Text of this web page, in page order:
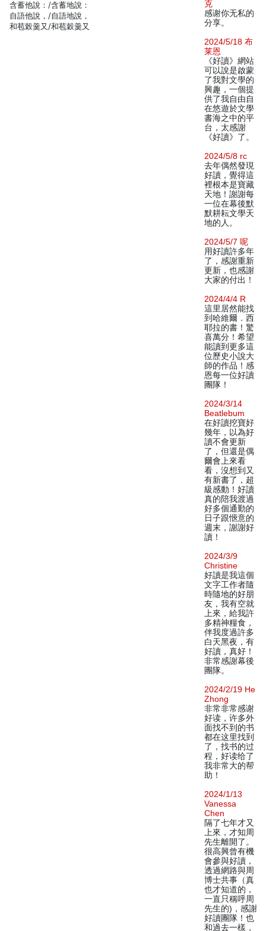
含蓄他說：/含蓄地說：
自語他說，/自語地說，
和苞榖羹又/和苞穀羹又
克
感谢你无私的
分享。
2024/5/18 布
莱恩
《好讀》網站
可以說是啟蒙
了我對文學的
興趣，一個提
供了我自由自
在悠遊於文學
書海之中的平
台，太感謝
《好讀》了。
2024/5/8 rc
去年偶然發現
好讀，覺得這
裡根本是寶藏
天地！謝謝每
一位在幕後默
默耕耘文學天
地的人。
2024/5/7 呢
用好讀許多年
了，感謝重新
更新，也感謝
大家的付出！
2024/4/4 R
這里居然能找
到哈維爾．西
耶拉的書！驚
喜萬分！希望
能讀到更多這
位歷史小說大
師的作品！感
恩每一位好讀
團隊！
2024/3/14
Beatlebum
在好讀挖寶好
幾年，以為好
讀不會更新
了，但還是偶
爾會上來看
看，沒想到又
有新書了，超
級感動！好讀
真的陪我渡過
好多個通勤的
日子跟愜意的
週末，謝謝好
讀！
2024/3/9
Christine
好讀是我這個
文字工作者隨
時隨地的好朋
友，我有空就
上來，給我許
多精神糧食，
伴我度過許多
白天黑夜，有
好讀，真好！
非常感謝幕後
團隊。
2024/2/19 He
Zhong
非常非常感谢
好读，许多外
面找不到的书
都在这里找到
了，找书的过
程，好读给了
我非常大的帮
助！
2024/1/13
Vanessa
Chen
隔了七年才又
上來，才知周
先生離開了。
很高興曾有機
會參與好讀，
透過網路與周
博士共事（真
也才知道的，
一直只稱呼周
先生的)，感謝
好讀團隊！也
和過去一樣，